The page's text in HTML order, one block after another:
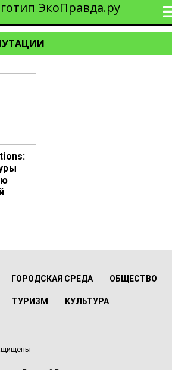
ГОРОДСКАЯ СРЕДА ОБЩЕСТВО
ТУРИЗМ КУЛЬТУРА